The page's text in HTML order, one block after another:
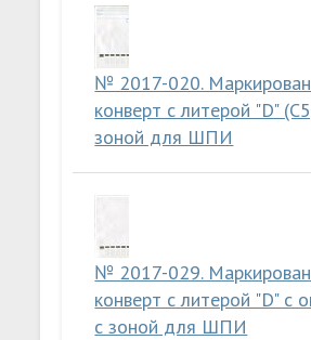
№ 2017-020.
конверт с литерой "D"
зоной для ШПИ
№ 2017-029.
конверт с литерой "D" с
с зоной для ШПИ